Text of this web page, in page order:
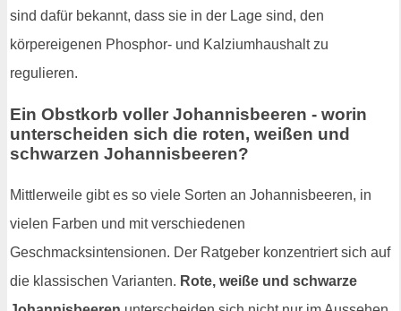
sind dafür bekannt, dass sie in der Lage sind, den
körpereigenen Phosphor- und Kalziumhaushalt zu
regulieren.
Ein Obstkorb voller Johannisbeeren - worin
unterscheiden sich die roten, weißen und
schwarzen Johannisbeeren?
Mittlerweile gibt es so viele Sorten an Johannisbeeren, in
vielen Farben und mit verschiedenen
Geschmacksintensionen. Der Ratgeber konzentriert sich auf
die klassischen Varianten. Rote, weiße und schwarze